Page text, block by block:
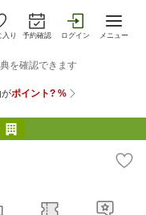
入り 予約確認 ログイン メニュー